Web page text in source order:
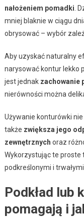
nałożeniem pomadki .
mniej blaknie w ciągu
obrysować – wybór
Aby uzyskać naturalny
narysować kontur lekko
jest jednak zachowanie
nierówności można
Używanie konturówki
także zwiększa jego
zewnętrznych oraz
Wykorzystując te proste
podkreślonymi i
Podkład lub
pomagają i